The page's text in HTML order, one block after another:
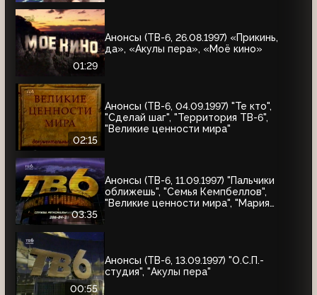
01:29
Анонсы (ТВ-6, 26.08.1997) «Прикинь,
да», «Акулы пера», «Моё кино»
02:15
Анонсы (ТВ-6, 04.09.1997) "Те кто",
"Сделай шаг", "Территория ТВ-6",
"Великие ценности мира"
03:35
Анонсы (ТВ-6, 11.09.1997) "Пальчики
оближешь", "Семья Кемпбеллов",
"Великие ценности мира", "Мария
00:55
Анонсы (ТВ-6, 13.09.1997) "О.С.П.-
студия", "Акулы пера"